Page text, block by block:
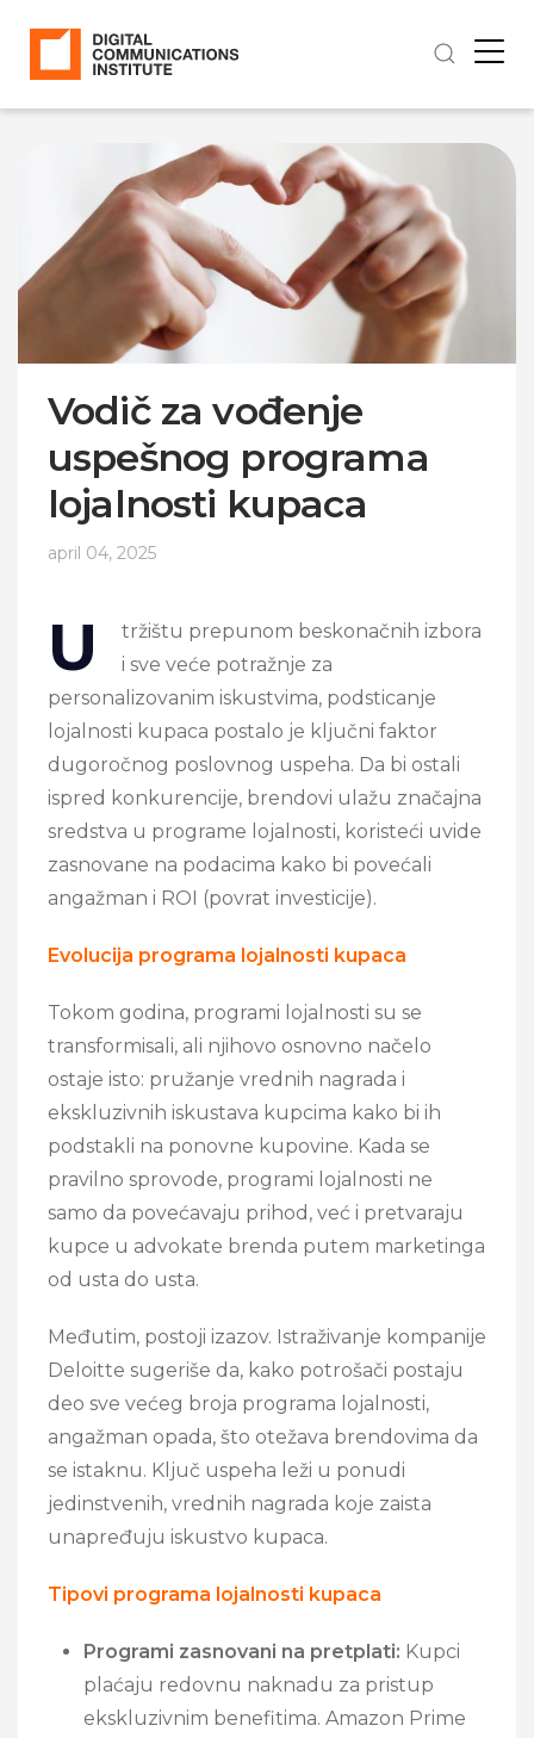
Vodič za vođenje
uspešnog programa
lojalnosti kupaca
april 04, 2025
U
tržištu prepunom beskonačnih izbora
i sve veće potražnje za
personalizovanim iskustvima, podsticanje
lojalnosti kupaca postalo je ključni faktor
dugoročnog poslovnog uspeha. Da bi ostali
ispred konkurencije, brendovi ulažu značajna
sredstva u programe lojalnosti, koristeći uvide
zasnovane na podacima kako bi povećali
angažman i ROI (povrat investicije).
Evolucija programa lojalnosti kupaca
Tokom godina, programi lojalnosti su se
transformisali, ali njihovo osnovno načelo
ostaje isto: pružanje vrednih nagrada i
ekskluzivnih iskustava kupcima kako bi ih
podstakli na ponovne kupovine. Kada se
pravilno sprovode, programi lojalnosti ne
samo da povećavaju prihod, već i pretvaraju
kupce u advokate brenda putem marketinga
od usta do usta.
Međutim, postoji izazov. Istraživanje kompanije
Deloitte sugeriše da, kako potrošači postaju
deo sve većeg broja programa lojalnosti,
angažman opada, što otežava brendovima da
se istaknu. Ključ uspeha leži u ponudi
jedinstvenih, vrednih nagrada koje zaista
unapređuju iskustvo kupaca.
Tipovi programa lojalnosti kupaca
Programi zasnovani na pretplati: Kupci
plaćaju redovnu naknadu za pristup
ekskluzivnim benefitima. Amazon Prime